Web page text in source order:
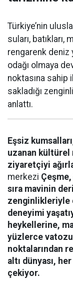
Türkiye’nin
suları, batıkları,
rengarenk deniz
odağı olmaya
noktasına sahip
sakladığı
anlattı.
Eşsiz
uzanan kültürel
ziyaretçiyi
merkezi
sıra mavinin
zenginlikleriyle
deneyimi
heykellerine,
yüzlerce
noktalarından
altı dünyası,
çekiyor.